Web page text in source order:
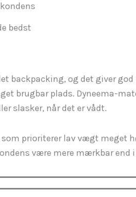
bedst
backpacking, og det giver
brugbar plads. Dyneema-
slasker, når det er vådt.
prioriterer lav vægt meget
være mere mærkbar